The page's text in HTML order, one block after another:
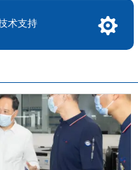
术支持